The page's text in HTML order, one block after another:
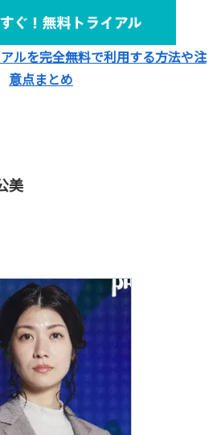
ルを完全無料で利用する方法や注
意点まとめ
美